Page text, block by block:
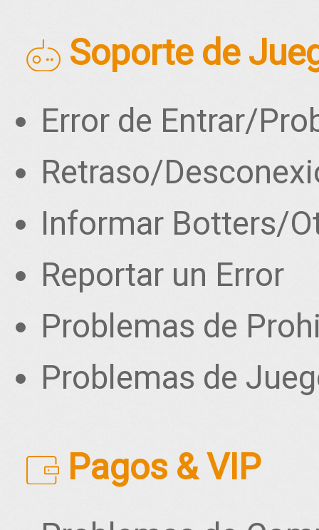
Soporte de
Error de Entrar/
Retraso/
Informar Botters/
Reportar un Error
Problemas de
Problemas de
Pagos & VIP